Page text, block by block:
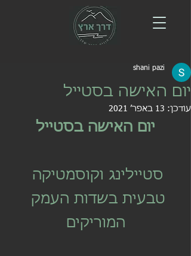
יום האישה בסטייל
shani pazi
עודכן: 13 באפר׳ 2021
יום האישה בסטייל
סטיילינג וקוסמטיקה
טבעית בשדות העמק
המוריקים